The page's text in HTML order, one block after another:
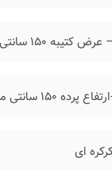
– عرض کتیبه ۱۵۰ سانتی متر ، عرض پارچه ۱۴۷ سانتی متر
پرده ۱۵۰ سانتی متر
ای